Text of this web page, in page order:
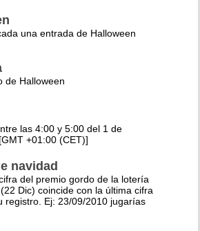
una entrada de Halloween
de Halloween
las 4:00 y 5:00 del 1 de
+01:00 (CET)]
navidad
del premio gordo de la lotería
Dic) coincide con la última cifra
registro. Ej: 23/09/2010 jugarías